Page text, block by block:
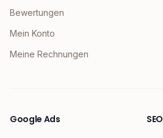
Bewertungen
Mein Konto
Meine Rechnungen
Google Ads SEO